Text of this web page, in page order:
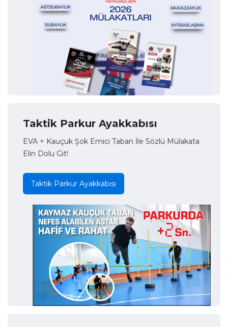
Taktik Parkur Ayakkabısı
EVA + Kauçuk Şok Emici Taban İle Sözlü Mülakata
Elin Dolu Git!
Taktik Parkur Ayakkabısı